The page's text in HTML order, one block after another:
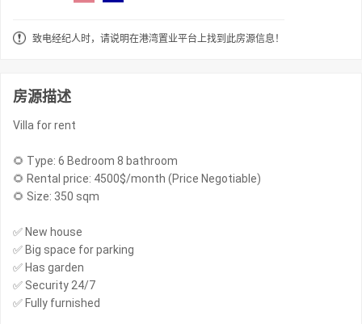
致电经纪人时，请说明在港湾置业平台上找到此房源信息！
房源描述
Villa for rent
🌻 Type: 6 Bedroom 8 bathroom
🌻 Rental price: 4500$/month (Price Negotiable)
🌻 Size: 350 sqm
✅ New house
✅ Big space for parking
✅ Has garden
✅ Security 24/7
✅ Fully furnished